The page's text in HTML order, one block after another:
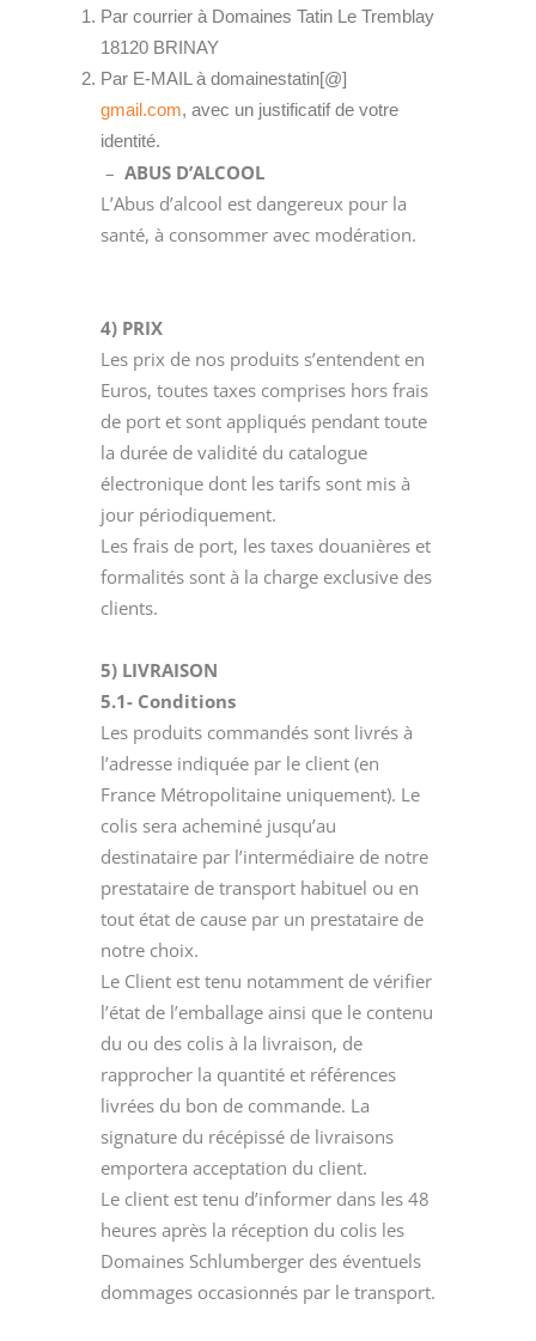
Par courrier à Domaines Tatin Le Tremblay
18120 BRINAY
Par E-MAIL à domainestatin[@]
gmail.com, avec un justificatif de votre
identité.
– ABUS D’ALCOOL
L’Abus d’alcool est dangereux pour la
santé, à consommer avec modération.
4) PRIX
Les prix de nos produits s’entendent en
Euros, toutes taxes comprises hors frais
de port et sont appliqués pendant toute
la durée de validité du catalogue
électronique dont les tarifs sont mis à
jour périodiquement.
Les frais de port, les taxes douanières et
formalités sont à la charge exclusive des
clients.
5) LIVRAISON
5.1- Conditions
Les produits commandés sont livrés à
l’adresse indiquée par le client (en
France Métropolitaine uniquement). Le
colis sera acheminé jusqu’au
destinataire par l’intermédiaire de notre
prestataire de transport habituel ou en
tout état de cause par un prestataire de
notre choix.
Le Client est tenu notamment de vérifier
l’état de l’emballage ainsi que le contenu
du ou des colis à la livraison, de
rapprocher la quantité et références
livrées du bon de commande. La
signature du récépissé de livraisons
emportera acceptation du client.
Le client est tenu d’informer dans les 48
heures après la réception du colis les
Domaines Schlumberger des éventuels
dommages occasionnés par le transport.